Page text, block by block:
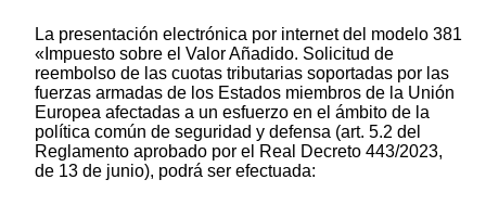
La presentación electrónica por internet del modelo 381
«Impuesto sobre el Valor Añadido. Solicitud de
reembolso de las cuotas tributarias soportadas por las
fuerzas armadas de los Estados miembros de la Unión
Europea afectadas a un esfuerzo en el ámbito de la
política común de seguridad y defensa (art. 5.2 del
Reglamento aprobado por el Real Decreto 443/2023,
de 13 de junio), podrá ser efectuada: